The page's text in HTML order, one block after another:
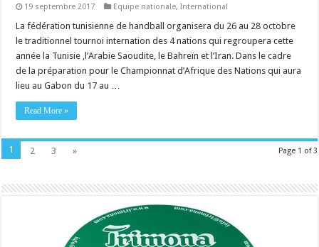
19 septembre 2017 Equipe nationale,International
La fédération tunisienne de handball organisera du 26 au 28 octobre
le traditionnel tournoi internation des 4 nations qui regroupera cette
année la Tunisie ,l’Arabie Saoudite, le Bahreïn et l’Iran. Dans le cadre
de la préparation pour le Championnat d’Afrique des Nations qui aura
lieu au Gabon du 17 au …
Read More »
Page 1 of 3
1 2 3 »